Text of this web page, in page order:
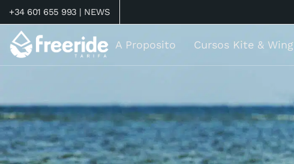
+34 601 655 993 | NEWS
A Proposito Cursos Kite & Wing